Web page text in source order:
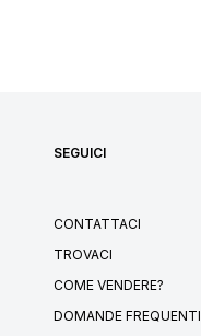
SEGUICI
CONTATTACI
TROVACI
COME VENDERE?
DOMANDE FREQUENTI